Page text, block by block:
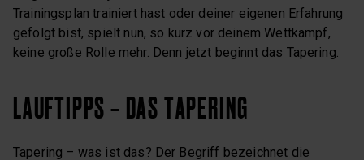
Trainingsplan trainiert hast oder deiner eigenen Erfahrung
gefolgt bist, spielt nun, so kurz vor deinem Wettkampf,
keine große Rolle mehr. Denn jetzt beginnt das Tapering.
LAUFTIPPS – DAS TAPERING
Tapering – was ist das? Der Begriff bezeichnet die